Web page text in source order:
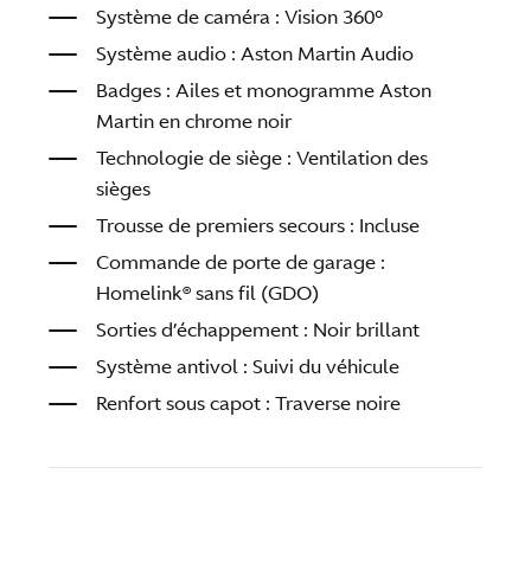
Système de caméra : Vision 360°
Système audio : Aston Martin Audio
Badges : Ailes et monogramme Aston
Martin en chrome noir
Technologie de siège : Ventilation des
sièges
Trousse de premiers secours : Incluse
Commande de porte de garage :
Homelink® sans fil (GDO)
Sorties d’échappement : Noir brillant
Système antivol : Suivi du véhicule
Renfort sous capot : Traverse noire